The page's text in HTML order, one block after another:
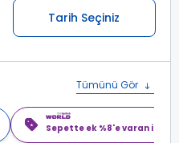
Tarih Seçiniz
Tümünü Gör
Sepette ek %8'e varan